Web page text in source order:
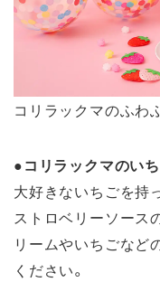
コリラックマのふわ
●コリラックマの
大好きないちごを持
ストロベリーソース
リームやいちごなど
ください。